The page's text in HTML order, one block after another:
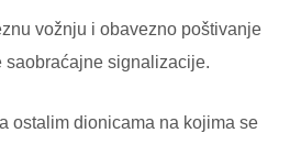
vožnju i obavezno poštivanje
saobraćajne signalizacije.
ostalim dionicama na kojima se